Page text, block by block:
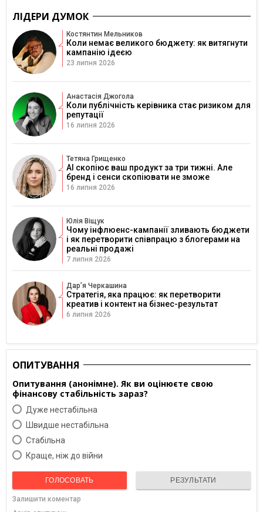
ЛІДЕРИ ДУМОК
Костянтин Мельников
Коли немає великого бюджету: як витягнути
кампанію ідеєю
23 липня 2026
Анастасія Джогола
Коли публічність керівника стає ризиком для
репутації
16 липня 2026
Тетяна Грищенко
AI скопіює ваш продукт за три тижні. Але
бренд і сенси скопіювати не зможе
16 липня 2026
Юлія Віщук
Чому інфлюенс-кампанії зливають бюджети
і як перетворити співпрацю з блогерами на
реальні продажі
7 липня 2026
Дарʼя Черкашина
Стратегія, яка працює: як перетворити
креатив і контент на бізнес-результат
6 липня 2026
ОПИТУВАННЯ
Опитування (анонімне). Як ви оцінюєте свою
фінансову стабільність зараз?
Дуже нестабільна
Швидше нестабільна
Cтабільна
Краще, ніж до війни
ГОЛОСОВАТЬ РЕЗУЛЬТАТИ
Залишити коментар